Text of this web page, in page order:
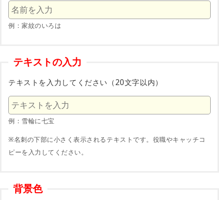
例：家紋のいろは
テキストの入力
テキストを入力してください（20文字以内）
例：雪輪に七宝
※名刺の下部に小さく表示されるテキストです。役職やキャッチコ
ピーを入力してください。
背景色